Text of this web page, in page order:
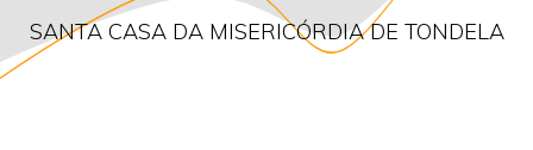
SANTA CASA DA MISERICÓRDIA DE TONDELA